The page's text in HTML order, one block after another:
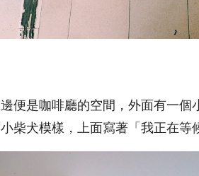
便是咖啡廳的空間，外面有一個
柴犬模樣，上面寫著「我正在等